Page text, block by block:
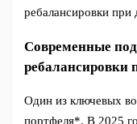
ребалансировки при
Современные
ребалансировки
Один из ключевых
портфеля*. В 2025